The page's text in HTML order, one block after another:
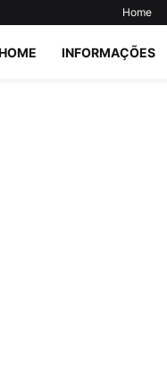
Home
INFORMAÇÕES